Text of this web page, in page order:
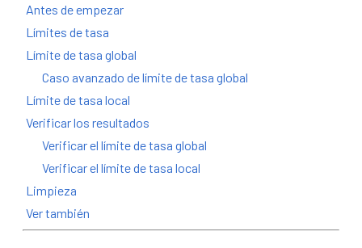
Antes de empezar
Límites de tasa
Límite de tasa global
Caso avanzado de límite de tasa global
Límite de tasa local
Verificar los resultados
Verificar el límite de tasa global
Verificar el límite de tasa local
Limpieza
Ver también